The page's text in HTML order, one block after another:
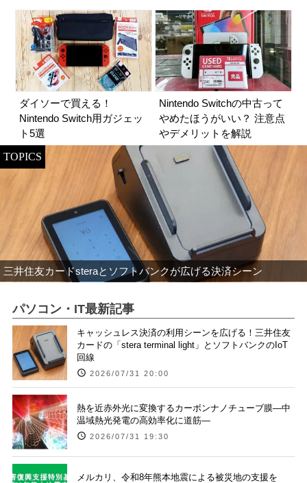
ダイソーで買える！
Nintendo Switch用ガジェッ
ト5選
Nintendo Switchの中古って
やめたほうがいい？ 注意点
やデメリットを解説
TOPICS
三井住友カードsteraとソフトバンクが広げる決済シーン
パソコン・IT最新記事
キャッシュレス決済の利用シーンを広げる！三井住友
カードの「stera terminal light」とソフトバンクのIoT
回線
2026/07/31 20:00
熱を近赤外光に変換するカーボンナノチューブ膜―中
温域熱光発電の高効率化に道筋―
2026/07/31 19:30
メルカリ、令和8年熊本地震による被災地の支援を